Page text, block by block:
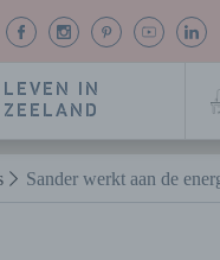
BEKIJK
FACEBOOK
PAGINA
BEKIJK
INSTAGRAM
PAGINA
BEKIJK
BEKIJK
LEVEN IN
ZEELAND
Sander werkt aan de